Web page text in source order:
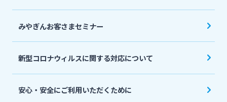
お問い合わせ先一覧
みやぎんお客さまセミナー
新型コロナウィルスに関する対応について
安心・安全にご利用いただくために